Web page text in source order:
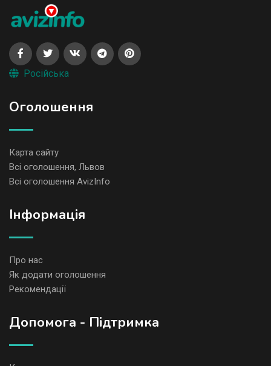
Російська
Оголошення
Карта сайту
Всі оголошення, Львов
Всі оголошення AvizInfo
Iнформація
Про нас
Як додати оголошення
Рекомендації
Допомога - Підтримка